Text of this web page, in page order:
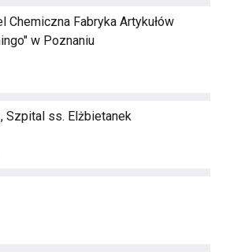
Chemiczna Fabryka Artykułów
w Poznaniu
Szpital ss. Elżbietanek